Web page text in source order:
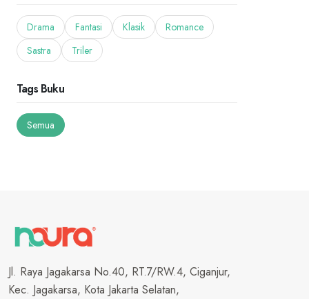
Drama Fantasi Klasik
Romance
Sastra
Triler
Tags Buku
Semua
Jl. Raya Jagakarsa No.40, RT.7/RW.4, Ciganjur,
Kec. Jagakarsa, Kota Jakarta Selatan,